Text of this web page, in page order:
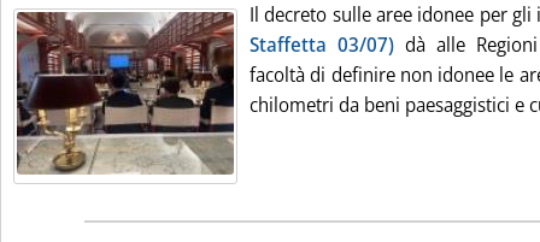
Il decreto sulle aree idonee per
Staffetta 03/07)dà alle
facoltà di definire non idonee le
chilometri da beni paesaggistici e